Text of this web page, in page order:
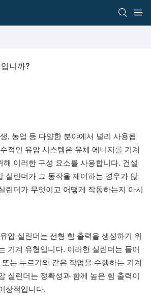
니까?
, 농업 등 다양한 분야에서 널리 사용됩
적인 유압 시스템은 유체 에너지를 기계
해 이러한 구성 요소를 사용합니다. 건설
실린더가 그 동작을 제어하는 ​​경우가 많
린더가 무엇이고 어떻게 작동하는지 아시
압 실린더는 선형 힘 출력을 생성하기 위
기계 유형입니다. 이러한 실린더는 들어
는 누르기와 같은 작업을 수행하는 기계
실린더는 정확성과 함께 높은 힘 출력이
상적입니다.